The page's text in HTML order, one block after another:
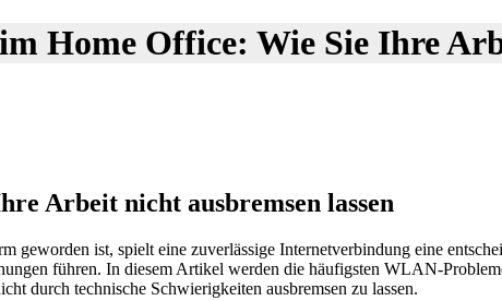
Home Office: Wie Sie Ihre
Arbeit nicht ausbremsen lassen
geworden ist, spielt eine zuverlässige Internetverbindung eine
führen. In diesem Artikel werden die häufigsten WLAN-
durch technische Schwierigkeiten ausbremsen zu lassen.